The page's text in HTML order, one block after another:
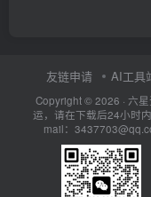
友链申请 AI工具
Copyright © 2026 · 六
运，请在下载后24小时
mail：